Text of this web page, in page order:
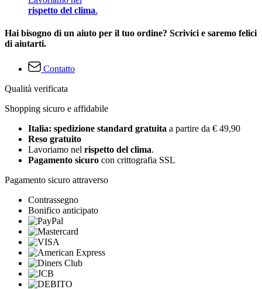
rispetto del clima.
Hai bisogno di un aiuto per il tuo ordine? Scrivici e saremo felici
di aiutarti.
Contatto
Qualità verificata
Shopping sicuro e affidabile
Italia: spedizione standard gratuita a partire da € 49,90
Reso gratuito
Lavoriamo nel rispetto del clima.
Pagamento sicuro con crittografia SSL
Pagamento sicuro attraverso
Contrassegno
Bonifico anticipato